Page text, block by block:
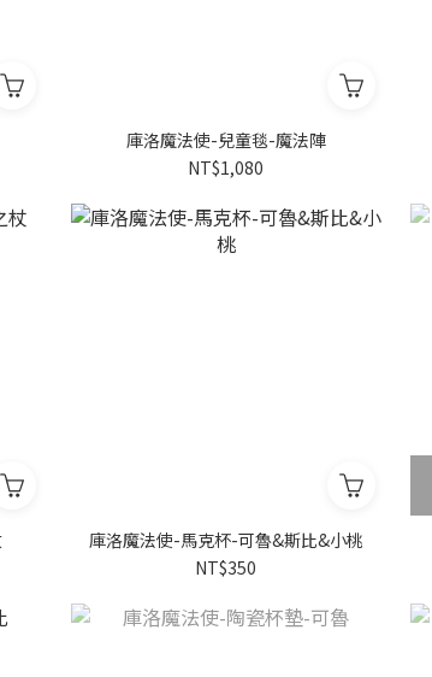
庫洛魔法使-兒童毯-魔法陣
NT$1,080
庫洛魔法使-馬克杯-可魯&斯比&小桃
NT$350